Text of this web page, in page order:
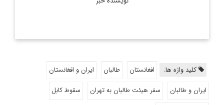
کلید واژه ها: افغانستان طالبان
ایران و افغانستان
ایران و طالبان
سفر هیئت طالبان به تهران
سقوط کابل